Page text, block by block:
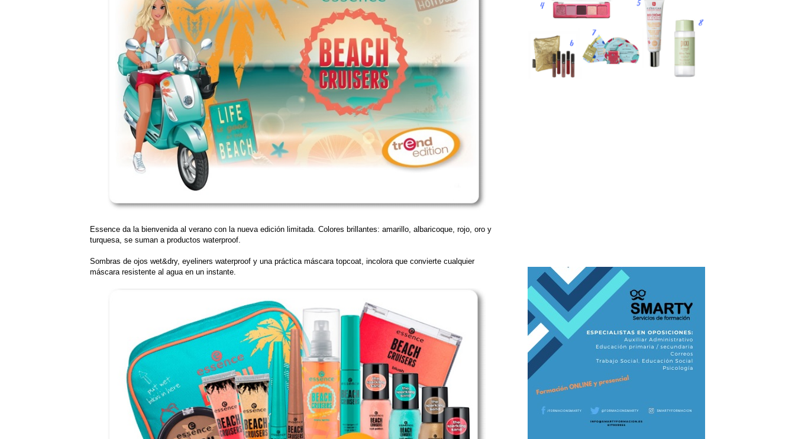
Essence da la bienvenida al verano con la nueva edición limitada. Colores brillantes: amarillo, albaricoque, rojo, oro y
turquesa, se suman a productos waterproof.
Sombras de ojos wet&dry, eyeliners waterproof y una práctica máscara topcoat, incolora que convierte cualquier
máscara resistente al agua en un instante.